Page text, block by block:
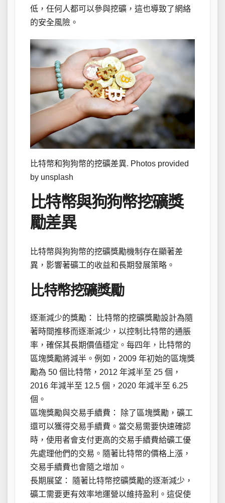
低，任何人都可以參與挖礦，這也導致了網絡
的安全風險。
比特幣和狗狗幣的挖礦差異. Photos provided
by unsplash
比特幣與狗狗幣挖礦獎
勵差異
比特幣與狗狗幣的挖礦獎勵機制存在顯著差
異，影響著礦工的收益和長期發展策略。
比特幣挖礦獎勵
逐漸減少的獎勵： 比特幣的挖礦獎勵設計為隨
著時間推移而逐漸減少，以控制比特幣的通脹
率，確保其長期價值穩定。每四年，比特幣的
區塊獎勵將減半。例如，2009 年初始的區塊獎
勵為 50 個比特幣，2012 年減半至 25 個，
2016 年減半至 12.5 個，2020 年減半至 6.25
個。
區塊獎勵與交易手續費： 除了區塊獎勵，礦工
還可以獲得交易手續費。當交易需要快速確認
時，使用者會支付更高的交易手續費給礦工優
先處理他們的交易。隨著比特幣的價格上漲，
交易手續費也會隨之增加。
長期展望： 隨著比特幣挖礦獎勵的逐漸減少，
礦工需要更有效率地運營以維持盈利。這促使